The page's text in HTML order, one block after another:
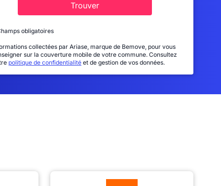
Trouver
obligatoires
collectées par Ariase, marque de Bemove, pour vous
sur la couverture mobile de votre commune. Consultez
politique de confidentialité et de gestion de vos données.